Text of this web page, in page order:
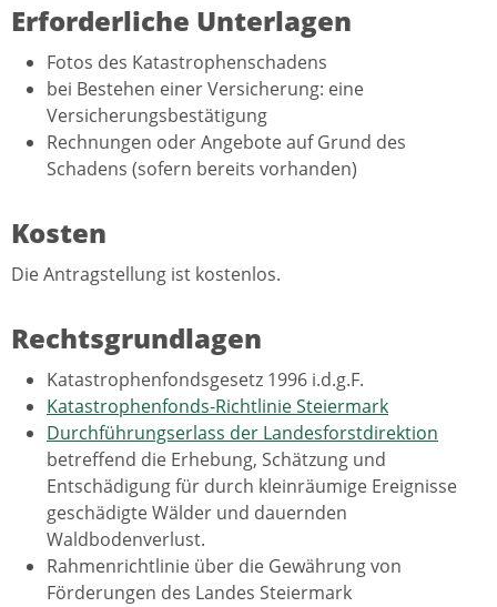
Erforderliche Unterlagen
Fotos des Katastrophenschadens
bei Bestehen einer Versicherung: eine
Versicherungsbestätigung
Rechnungen oder Angebote auf Grund des
Schadens (sofern bereits vorhanden)
Kosten
Die Antragstellung ist kostenlos.
Rechtsgrundlagen
Katastrophenfondsgesetz 1996 i.d.g.F.
Katastrophenfonds-Richtlinie Steiermark
Durchführungserlass der Landesforstdirektion
betreffend die Erhebung, Schätzung und
Entschädigung für durch kleinräumige Ereignisse
geschädigte Wälder und dauernden
Waldbodenverlust.
Rahmenrichtlinie über die Gewährung von
Förderungen des Landes Steiermark